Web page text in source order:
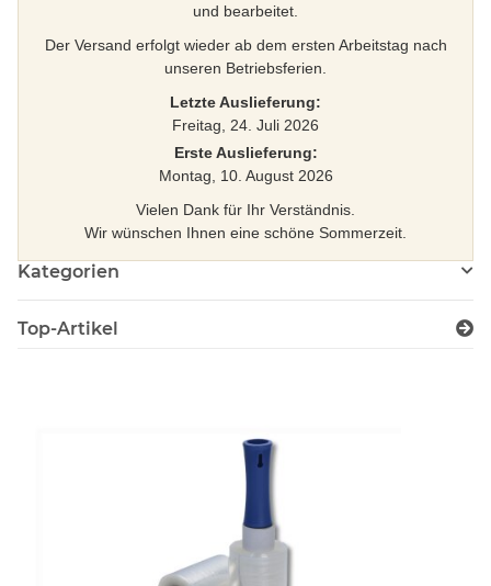
und bearbeitet.
Der Versand erfolgt wieder ab dem ersten Arbeitstag nach
unseren Betriebsferien.
Letzte Auslieferung:
Freitag, 24. Juli 2026
Erste Auslieferung:
Montag, 10. August 2026
Vielen Dank für Ihr Verständnis.
Wir wünschen Ihnen eine schöne Sommerzeit.
Kategorien
Top-Artikel